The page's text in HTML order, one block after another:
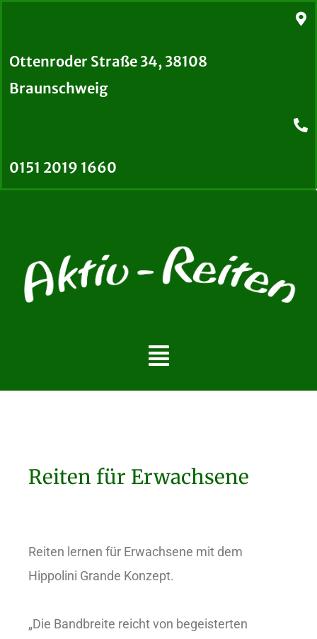
Ottenroder Straße 34, 38108
Braunschweig
0151 2019 1660
Reiten für Erwachsene
Reiten lernen für Erwachsene mit dem
Hippolini Grande Konzept.
„Die Bandbreite reicht von begeisterten